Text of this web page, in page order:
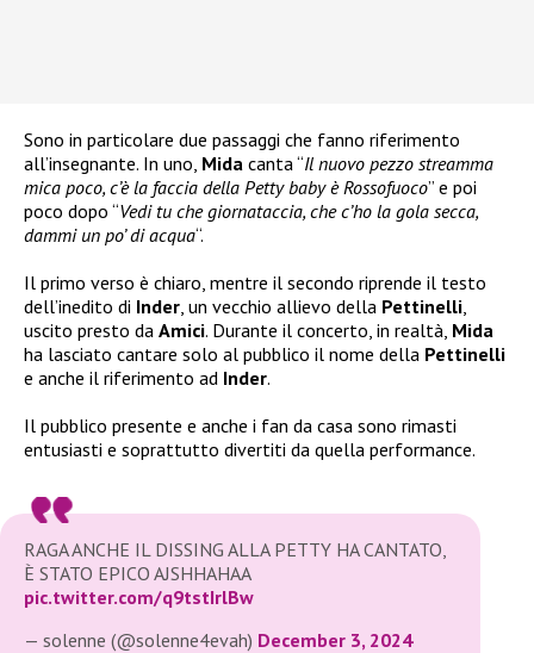
Sono in particolare due passaggi che fanno riferimento
all’insegnante. In uno, Mida canta “Il nuovo pezzo streamma
mica poco, c’è la faccia della Petty baby è Rossofuoco” e poi
poco dopo “Vedi tu che giornataccia, che c’ho la gola secca,
dammi un po’ di acqua“.
Il primo verso è chiaro, mentre il secondo riprende il testo
dell’inedito di Inder , un vecchio allievo della Pettinelli
uscito presto da Amici. Durante il concerto, in realtà, Mida
ha lasciato cantare solo al pubblico il nome della Pettinelli
e anche il riferimento ad Inder.
Il pubblico presente e anche i fan da casa sono rimasti
entusiasti e soprattutto divertiti da quella performance.
RAGA ANCHE IL DISSING ALLA PETTY HA CANTATO,
È STATO EPICO AJSHHAHAA
pic.twitter.com/q9tstIrlBw
— solenne (@solenne4evah) December 3, 2024